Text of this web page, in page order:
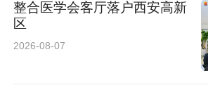
配套项目正在建设中。未来通过
联动、科研与教育互促的模式，
科普实践转化为区域创新发展的
整合医学会客厅落户西安高新
区
2026-08-07